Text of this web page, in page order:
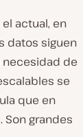
actual, en
datos siguen
de
se
que en
Son grandes